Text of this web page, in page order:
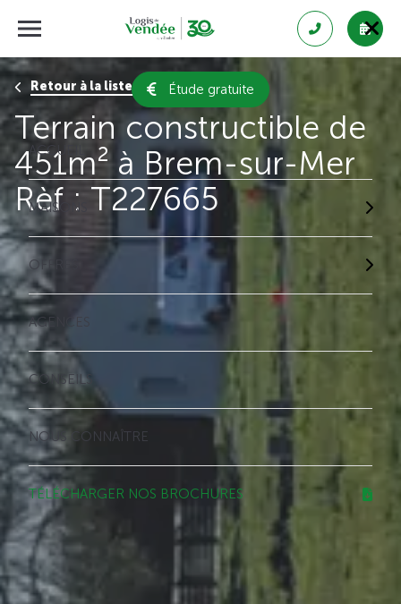
Étude gratuite
ACCUEIL
MAISONS
OFFRES
AGENCES
CONSEILS
NOUS CONNAÎTRE
TÉLÉCHARGER NOS BROCHURES
Retour à la liste des résultats
Terrain constructible de
451m² à Brem-sur-Mer
Rèf : T227665